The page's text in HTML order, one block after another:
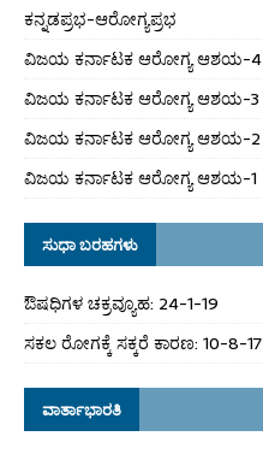
ಕನ್ನಡಪ್ರಭ-ಆರೋಗ್ಯಪ್ರಭ
ವಿಜಯ ಕರ್ನಾಟಕ ಆರೋಗ್ಯ ಆಶಯ-4
ವಿಜಯ ಕರ್ನಾಟಕ ಆರೋಗ್ಯ ಆಶಯ-3
ವಿಜಯ ಕರ್ನಾಟಕ ಆರೋಗ್ಯ ಆಶಯ-2
ವಿಜಯ ಕರ್ನಾಟಕ ಆರೋಗ್ಯ ಆಶಯ-1
ಸುಧಾ ಬರಹಗಳು
ಔಷಧಿಗಳ ಚಕ್ರವ್ಯೂಹ: 24-1-19
ಸಕಲ ರೋಗಕ್ಕೆ ಸಕ್ಕರೆ ಕಾರಣ: 10-8-17
ವಾರ್ತಾಭಾರತಿ